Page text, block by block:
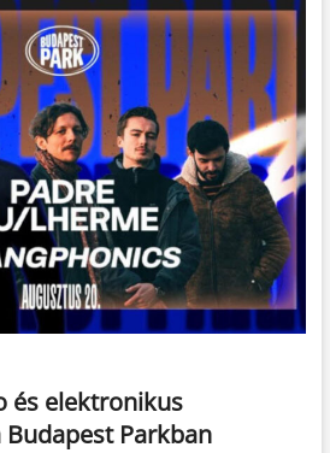
és elektronikus
Parkban